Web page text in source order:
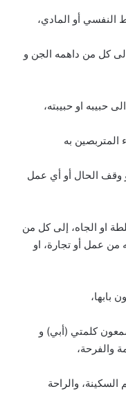
أو المادي،
كل من داهمه الجن و
حبيبه او حبيبته،
المتربصين به
وقف الحال أو أي عمل
او الجاه، إلى كل من
من عمل أو تجارة، او
بابها،
كلمتي (أبي) و
والفرحة،
والراحة